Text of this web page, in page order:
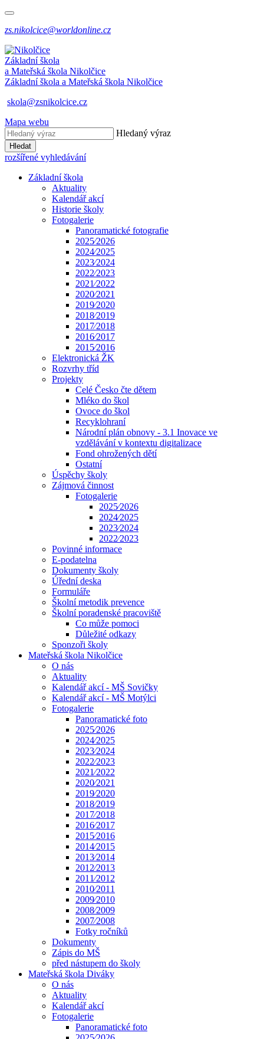
zs.nikolcice@worldonline.cz
Základní škola
a Mateřská škola Nikolčice
Základní škola a Mateřská škola Nikolčice
skola@zsnikolcice.cz
Mapa webu
Hledaný výraz
Hledat
rozšířené vyhledávání
Základní škola
Aktuality
Kalendář akcí
Historie školy
Fotogalerie
Panoramatické fotografie
2025⁄2026
2024⁄2025
2023⁄2024
2022⁄2023
2021⁄2022
2020⁄2021
2019⁄2020
2018⁄2019
2017⁄2018
2016⁄2017
2015⁄2016
Elektronická ŽK
Rozvrhy tříd
Projekty
Celé Česko čte dětem
Mléko do škol
Ovoce do škol
Recyklohraní
Národní plán obnovy - 3.1 Inovace ve
vzdělávání v kontextu digitalizace
Fond ohrožených dětí
Ostatní
Úspěchy školy
Zájmová činnost
Fotogalerie
2025⁄2026
2024⁄2025
2023⁄2024
2022⁄2023
Povinné informace
E-podatelna
Dokumenty školy
Úřední deska
Formuláře
Školní metodik prevence
Školní poradenské pracoviště
Co může pomoci
Důležité odkazy
Sponzoři školy
Mateřská škola Nikolčice
O nás
Aktuality
Kalendář akcí - MŠ Sovičky
Kalendář akcí - MŠ Motýlci
Fotogalerie
Panoramatické foto
2025⁄2026
2024⁄2025
2023⁄2024
2022⁄2023
2021⁄2022
2020⁄2021
2019⁄2020
2018⁄2019
2017⁄2018
2016⁄2017
2015⁄2016
2014⁄2015
2013⁄2014
2012⁄2013
2011⁄2012
2010⁄2011
2009⁄2010
2008⁄2009
2007⁄2008
Fotky ročníků
Dokumenty
Zápis do MŠ
před nástupem do školy
Mateřská škola Diváky
O nás
Aktuality
Kalendář akcí
Fotogalerie
Panoramatické foto